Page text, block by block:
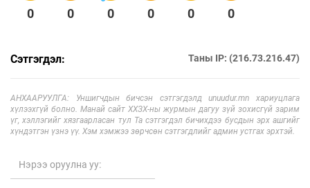
0 0 0 0 0 0
Сэтгэгдэл: Таны IP: (216.73.216.47)
АНХААРУУЛГА: Уншигчдын бичсэн сэтгэгдэлд unuudur.mn хариуцлага
хүлээхгүй болно. Манай сайт ХХЗХ-ны журмын дагуу зүй зохисгүй зарим
үг, хэллэгийг хязгаарласан тул Та сэтгэгдэл бичихдээ бусдын эрх ашгийг
хүндэтгэн үзнэ үү. Хэм хэмжээ зөрчсөн сэтгэгдлийг админ устгах эрхтэй.